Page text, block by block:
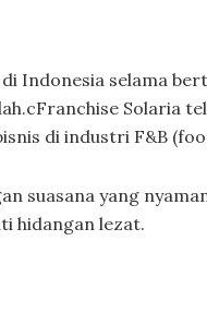
Indonesia selama
Solaria
di industri F&B
suasana yang
hidangan lezat.